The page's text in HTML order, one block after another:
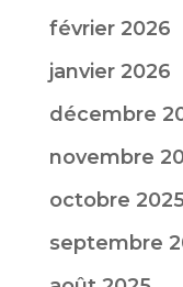
février 2026
janvier 2026
décembre
novembre
octobre
septembre